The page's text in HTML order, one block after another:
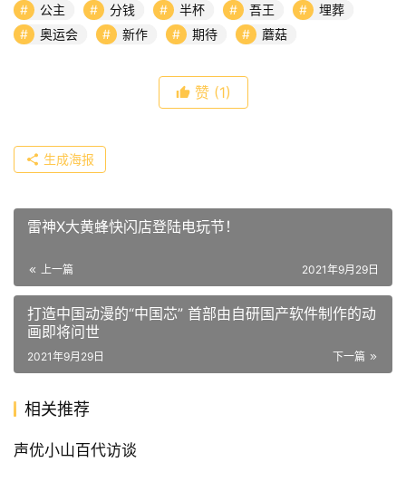
公主 分钱 半杯 吾王
埋葬
奥运会
新作 期待 蘑菇
赞 (1)
生成海报
雷神X大黄蜂快闪店登陆电玩节！
上一篇 2021年9月29日
打造中国动漫的“中国芯” 首部由自研国产软件制作的动
画即将问世
下一篇
2021年9月29日
相关推荐
声优小山百代访谈